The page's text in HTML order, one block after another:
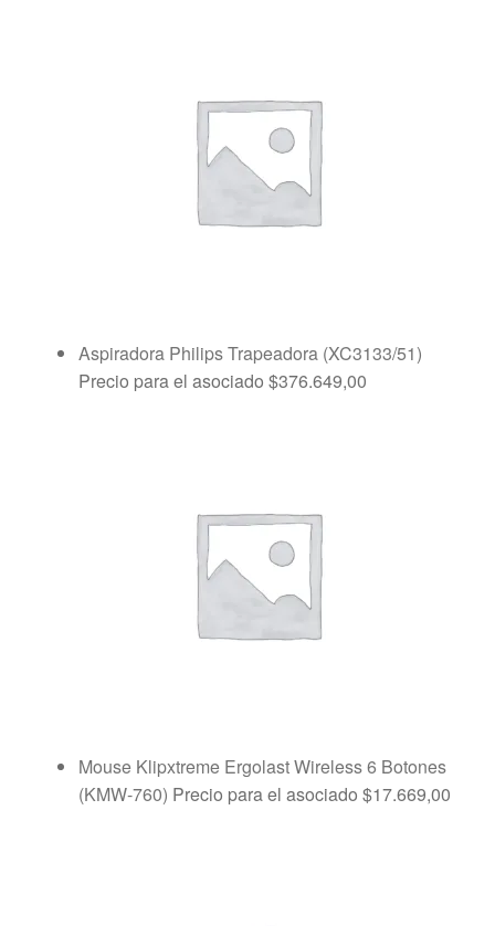
Aspiradora Philips Trapeadora (XC3133/51)
Precio para el asociado $376.649,00
Mouse Klipxtreme Ergolast Wireless 6 Botones
(KMW-760) Precio para el asociado $17.669,00